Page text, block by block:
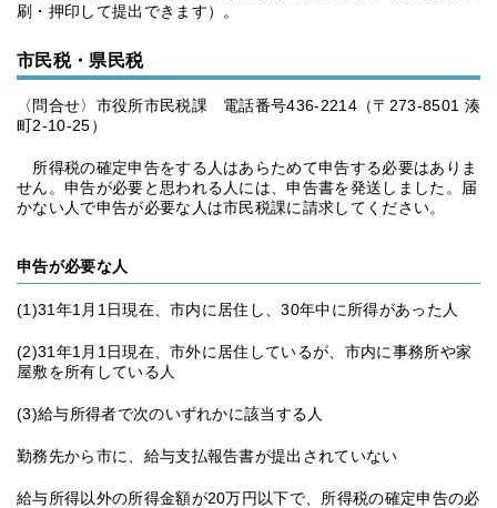
刷・押印して提出できます）。
市民税・県民税
〈問合せ〉市役所市民税課 電話番号436-2214（〒273-8501 湊
町2-10-25）
所得税の確定申告をする人はあらためて申告する必要はありま
せん。申告が必要と思われる人には、申告書を発送しました。届
かない人で申告が必要な人は市民税課に請求してください。
申告が必要な人
(1)31年1月1日現在、市内に居住し、30年中に所得があった人
(2)31年1月1日現在、市外に居住しているが、市内に事務所や家
屋敷を所有している人
(3)給与所得者で次のいずれかに該当する人
勤務先から市に、給与支払報告書が提出されていない
給与所得以外の所得金額が20万円以下で、所得税の確定申告の必